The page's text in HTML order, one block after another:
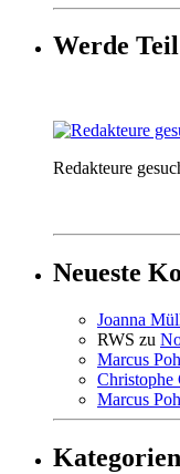
Werde Teil
Redakteure
Neueste
Joanna
RWS zu
Marcus
Christophe
Marcus
Kategorien